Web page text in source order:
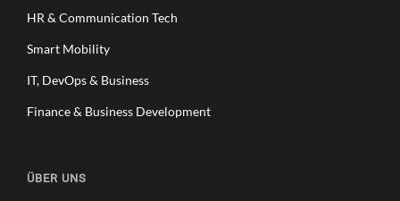
HR & Communication Tech
Smart Mobility
IT, DevOps & Business
Finance & Business Development
ÜBER UNS